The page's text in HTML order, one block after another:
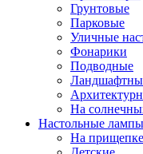
Грунтовые
Парковые
Уличные
Фонарики
Подводные
На
Настольные лампы
На прищепке